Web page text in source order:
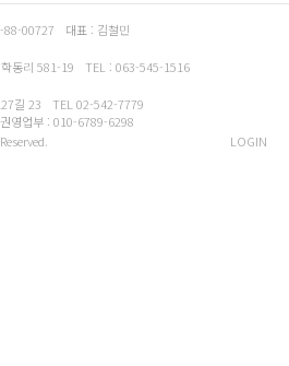
88-00727
대표 : 김철민
동리 581-19
TEL : 063-545-1516
길 23
TEL 02-542-7779
영업부 : 010-6789-6298
LOGIN